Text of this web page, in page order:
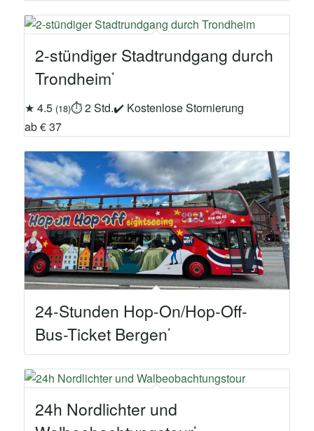
2-stündiger Stadtrundgang durch
Trondheim
★ 4.5 (18)⏱ 2 Std.✔ Kostenlose Stornierung
ab € 37
24-Stunden Hop-On/Hop-Off-
Bus-Ticket Bergen
24h Nordlichter und